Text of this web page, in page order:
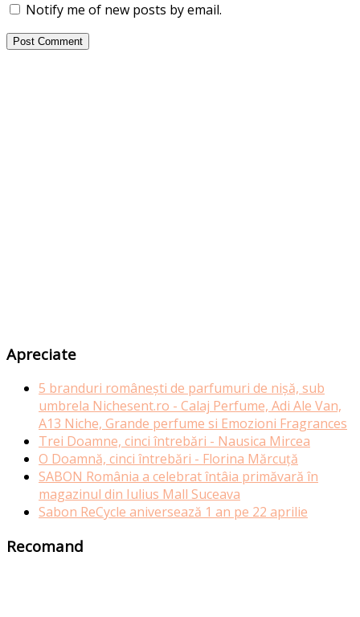
Notify me of new posts by email.
Apreciate
5 branduri românești de parfumuri de nișă, sub
umbrela Nichesent.ro - Calaj Perfume, Adi Ale Van,
A13 Niche, Grande perfume si Emozioni Fragrances
Trei Doamne, cinci întrebări - Nausica Mircea
O Doamnă, cinci întrebări - Florina Mărcuță
SABON România a celebrat întâia primăvară în
magazinul din Iulius Mall Suceava
Sabon ReCycle aniversează 1 an pe 22 aprilie
Recomand